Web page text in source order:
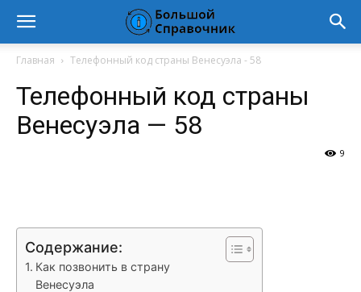
Главная Телефонный код страны Венесуэла - 58
Телефонный код страны
Венесуэла — 58
9
Содержание:
Как позвонить в страну
Венесуэла